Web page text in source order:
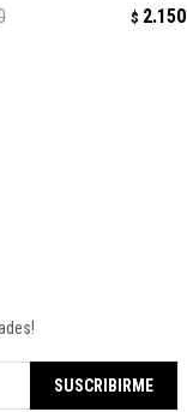
$ 2.150
SUSCRIBIRME